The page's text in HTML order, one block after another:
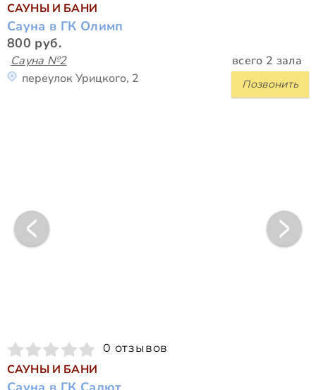
САУНЫ И БАНИ
Сауна в ГК Олимп
800 руб.
Сауна №2 всего 2 зала
Позвонить
переулок Урицкого, 2
0 отзывов
САУНЫ И БАНИ